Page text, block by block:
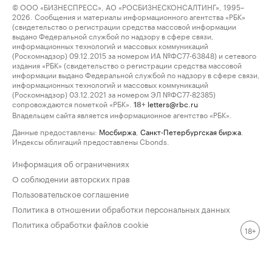
© ООО «БИЗНЕСПРЕСС», АО «РОСБИЗНЕСКОНСАЛТИНГ», 1995–
2026. Сообщения и материалы информационного агентства «РБК»
(свидетельство о регистрации средства массовой информации
выдано Федеральной службой по надзору в сфере связи,
информационных технологий и массовых коммуникаций
(Роскомнадзор) 09.12.2015 за номером ИА №ФС77-63848) и сетевого
издания «РБК» (свидетельство о регистрации средства массовой
информации выдано Федеральной службой по надзору в сфере связи,
информационных технологий и массовых коммуникаций
(Роскомнадзор) 03.12.2021 за номером ЭЛ №ФС77-82385)
сопровождаются пометкой «РБК».
18+ letters@rbc.ru
Владельцем сайта является информационное агентство «РБК».
Данные предоставлены: Мосбиржа Санкт-Петербургская биржа
Индексы облигаций предоставлены Cbonds.
Информация об ограничениях
О соблюдении авторских прав
Пользовательское соглашение
Политика в отношении обработки персональных данных
Политика обработки файлов cookie
18+